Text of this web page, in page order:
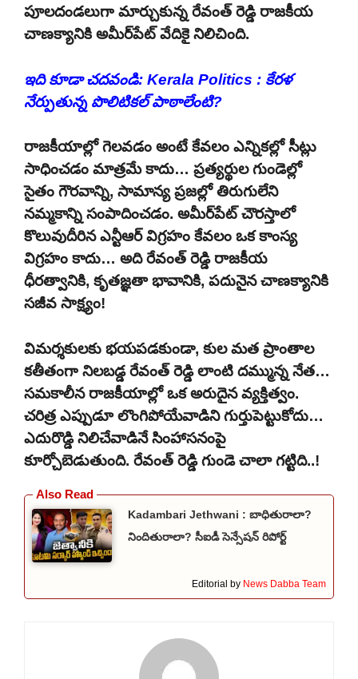
పూలదండలుగా మార్చుకున్న రేవంత్ రెడ్డి రాజకీయ
చాణక్యానికి అమీర్‌పేట్ వేదికై నిలిచింది.
ఇది కూడా చదవండి: Kerala Politics : కేరళ
నేర్పుతున్న పొలిటికల్ పాఠాలేంటి?
రాజకీయాల్లో గెలవడం అంటే కేవలం ఎన్నికల్లో సీట్లు
సాధించడం మాత్రమే కాదు… ప్రత్యర్థుల గుండెల్లో
సైతం గౌరవాన్ని, సామాన్య ప్రజల్లో తిరుగులేని
నమ్మకాన్ని సంపాదించడం. అమీర్‌పేట్ చౌరస్తాలో
కొలువుదీరిన ఎన్టీఆర్ విగ్రహం కేవలం ఒక కాంస్య
విగ్రహం కాదు… అది రేవంత్ రెడ్డి రాజకీయ
ధీరత్వానికి, కృతజ్ఞతా భావానికి, పదునైన చాణక్యానికి
సజీవ సాక్ష్యం!
విమర్శకులకు భయపడకుండా, కుల మత ప్రాంతాల
కతీతంగా నిలబడ్డ రేవంత్ రెడ్డి లాంటి దమ్మున్న నేత…
సమకాలీన రాజకీయాల్లో ఒక అరుదైన వ్యక్తిత్వం.
చరిత్ర ఎప్పుడూ లొంగిపోయేవాడిని గుర్తుపెట్టుకోదు…
ఎదురొడ్డి నిలిచేవాడినే సింహాసనంపై
కూర్చోబెడుతుంది. రేవంత్ రెడ్డి గుండె చాలా గట్టిది..!
Kadambari Jethwani : బాధితురాలా?
నిందితురాలా? సీఐడీ సెన్సేషన్ రిపోర్ట్
Editorial by News Dabba Team